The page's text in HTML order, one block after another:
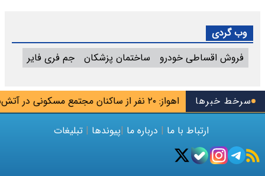
سرخط خبرها اهواز: ۲۰ نفر از ساکنان مجتمع مسکونی در آتش‌سوزی نجات یافتند می‌یابد
وب گردی
فروش اقساطی خودرو
ساختمان پزشکان جم فری فایر
ارتباط با ما | درباره ما |پیوندها | تبلیغات